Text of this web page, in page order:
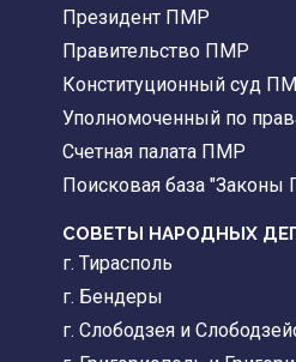
Президент ПМР
Правительство ПМР
Конституционный суд
Уполномоченный по
Счетная палата ПМР
Поисковая база
СОВЕТЫ НАРОДНЫХ
г. Тирасполь
г. Бендеры
г. Слободзея и